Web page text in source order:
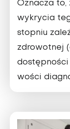
Oznacza to,
wykrycia
stop­niu
zdrowotnej
wości